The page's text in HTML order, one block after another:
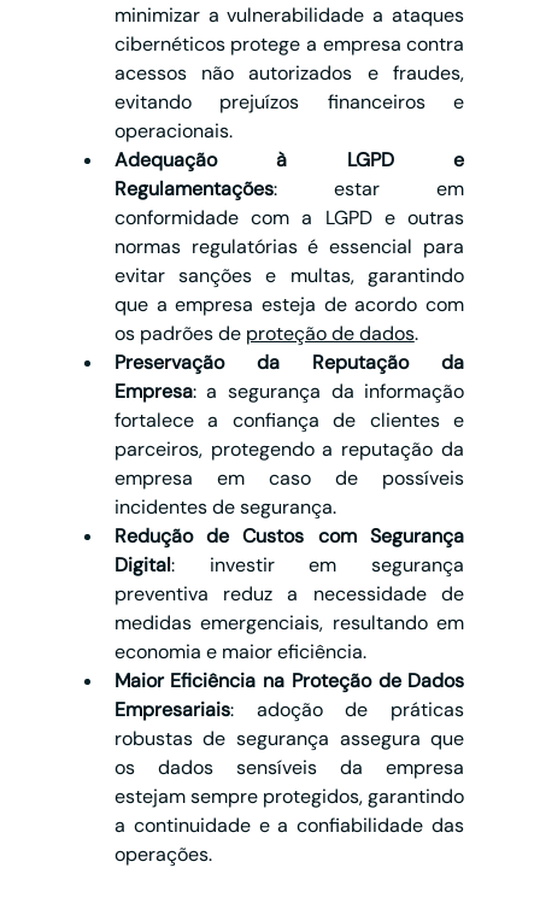
minimizar a vulnerabilidade a ataques
cibernéticos protege a empresa contra
acessos não autorizados e fraudes,
evitando prejuízos financeiros e
operacionais.
Adequação à LGPD e
Regulamentações: estar em
conformidade com a LGPD e outras
normas regulatórias é essencial para
evitar sanções e multas, garantindo
que a empresa esteja de acordo com
os padrões de proteção de dados.
Preservação da Reputação da
Empresa: a segurança da informação
fortalece a confiança de clientes e
parceiros, protegendo a reputação da
empresa em caso de possíveis
incidentes de segurança.
Redução de Custos com Segurança
Digital: investir em segurança
preventiva reduz a necessidade de
medidas emergenciais, resultando em
economia e maior eficiência.
Maior Eficiência na Proteção de Dados
Empresariais: adoção de práticas
robustas de segurança assegura que
os dados sensíveis da empresa
estejam sempre protegidos, garantindo
a continuidade e a confiabilidade das
operações.